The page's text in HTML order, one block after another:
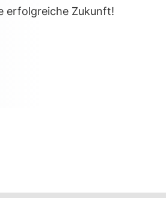
erfolgreiche Zukunft!